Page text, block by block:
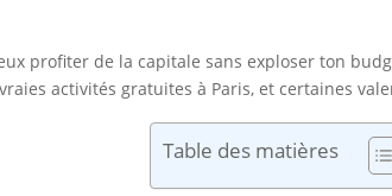
profiter de la capitale sans exploser ton
activités gratuites à Paris, et certaines
Table des matières